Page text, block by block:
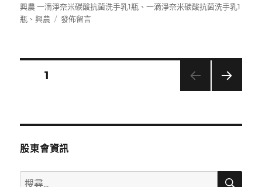
佈
日
類
籤
興農 一滴淨奈米碳酸抗菌洗手乳1瓶 、一滴淨奈米碳酸抗菌洗手乳1
瓶 、興農
在
碳
酸
抗
發佈留言
分
頁次1
股東會資訊
搜
搜